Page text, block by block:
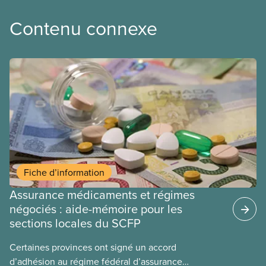
Contenu connexe
Fiche d’information
Assurance médicaments et régimes
négociés : aide-mémoire pour les
sections locales du SCFP
Certaines provinces ont signé un accord
d’adhésion au régime fédéral d’assurance